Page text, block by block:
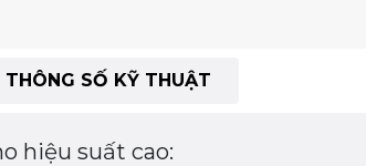
THÔNG SỐ KỸ THUẬT
hiệu suất cao: